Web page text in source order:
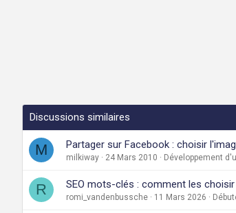
Discussions similaires
M Partager sur Facebook : choisir
milkiway 24 Mars 2010 Développement
R SEO mots-clés : comment les choisir
romi_vandenbussche 11 Mars 2026